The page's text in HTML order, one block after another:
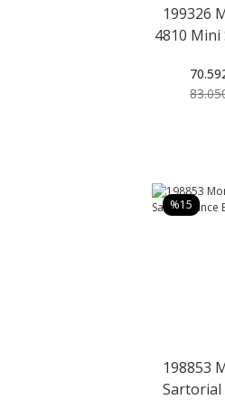
199326
4810 Mini
%15
198853
Sartorial